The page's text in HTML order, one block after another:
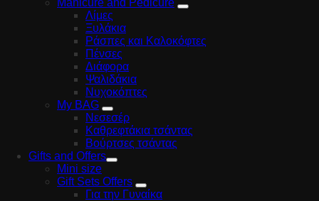
Λίμες
Ξυλάκια
Ράσπες και Καλοκόφτες
Πένσες
Διάφορα
Ψαλιδάκια
Νυχοκόπτες
My BAG
Νεσεσέρ
Καθρεφτάκια τσάντας
Βούρτσες τσάντας
Gifts and Offers
Mini size
Gift Sets Offers
Για την Γυναίκα